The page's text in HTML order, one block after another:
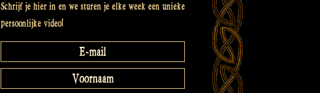
Schrijf je hier in en we sturen je elke week een unieke
persoonlijke video!